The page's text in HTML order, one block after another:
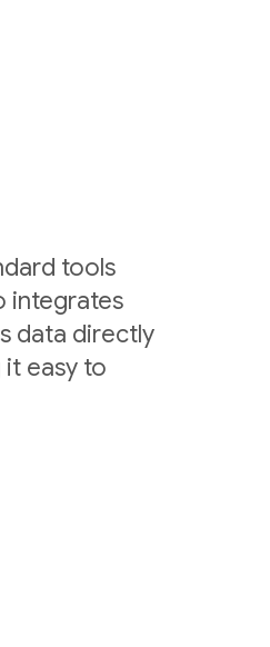
tools
integrates
data directly
easy to